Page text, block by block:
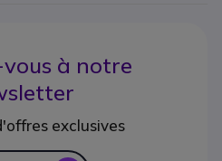
à notre
exclusives